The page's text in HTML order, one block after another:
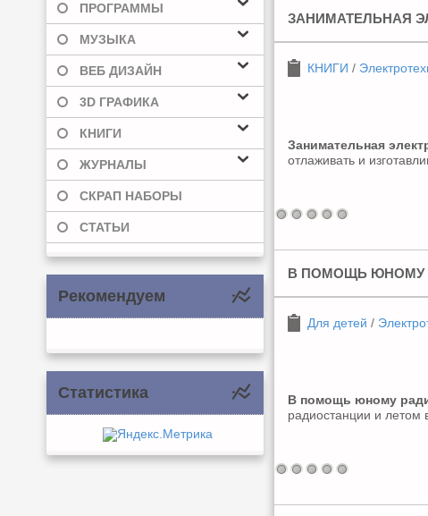
ПРОГРАММЫ
МУЗЫКА
ВЕБ ДИЗАЙН
3D ГРАФИКА
КНИГИ
ЖУРНАЛЫ
СКРАП НАБОРЫ
СТАТЬИ
Рекомендуем
Статистика
ЗАНИМАТЕЛЬНАЯ
КНИГИ /
Занимательная
отлаживать и
В ПОМОЩЬ ЮНОМУ
Для детей /
В помощь юному
радиостанции и летом